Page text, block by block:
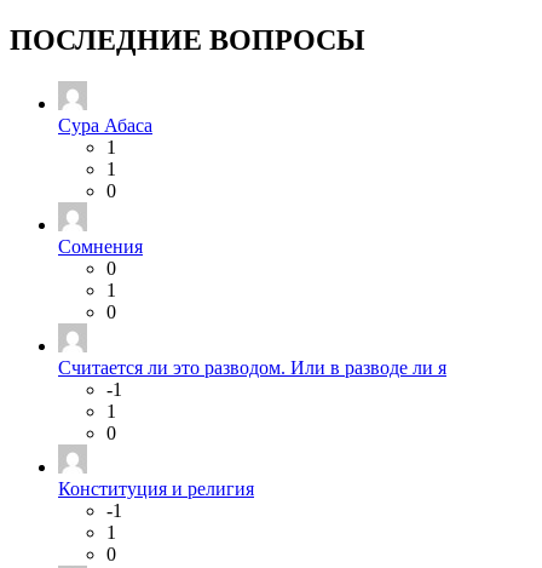
ПОСЛЕДНИЕ ВОПРОСЫ
Сура Абаса
1
1
0
Сомнения
0
1
0
Считается ли это разводом. Или в разводе ли я
-1
1
0
Конституция и религия
-1
1
0